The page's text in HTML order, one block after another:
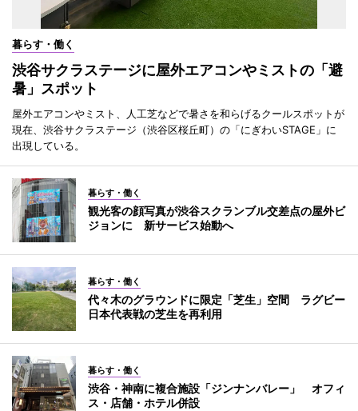
暮らす・働く
渋谷サクラステージに屋外エアコンやミストの「避
暑」スポット
屋外エアコンやミスト、人工芝などで暑さを和らげるクールスポットが
現在、渋谷サクラステージ（渋谷区桜丘町）の「にぎわいSTAGE」に
出現している。
暮らす・働く
観光客の顔写真が渋谷スクランブル交差点の屋外ビ
ジョンに 新サービス始動へ
暮らす・働く
代々木のグラウンドに限定「芝生」空間 ラグビー
日本代表戦の芝生を再利用
暮らす・働く
渋谷・神南に複合施設「ジンナンバレー」 オフィ
ス・店舗・ホテル併設